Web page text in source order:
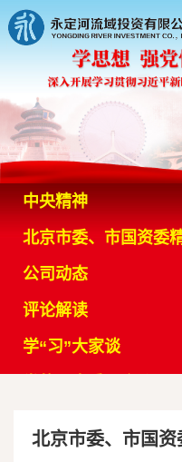
中央精神
北京市委、市国资委
公司动态
评论解读
学“习”大家谈
北京市委、市国资